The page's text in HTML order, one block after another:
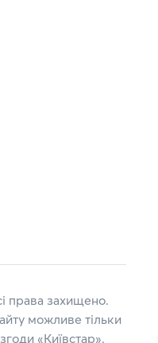
права захищено.
можливе тільки
«Київстар».